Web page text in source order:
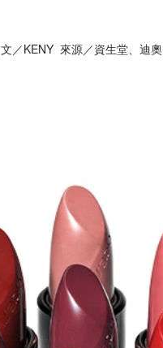
文／KENY 來源／資生堂、迪奧